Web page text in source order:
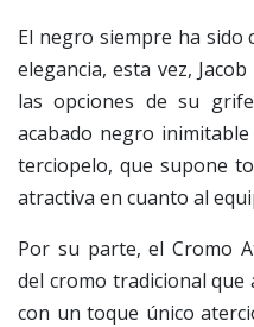
El negro siempre ha sido
elegancia, esta vez,
las opciones de su
acabado negro
terciopelo, que supone
atractiva en cuanto al
Por su parte, el Cromo
del cromo tradicional
con un toque único